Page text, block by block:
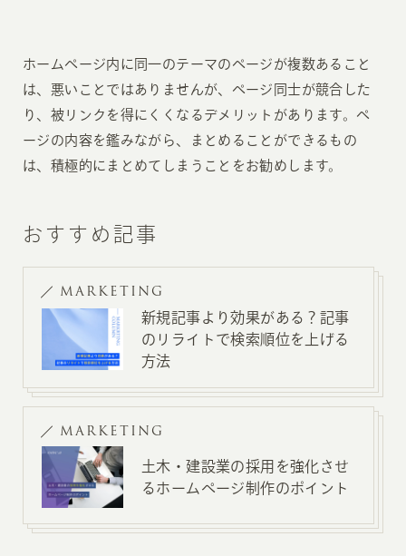
ホームページ内に同一のテーマのページが複数あること
は、悪いことではありませんが、ページ同士が競合した
り、被リンクを得にくくなるデメリットがあります。ペ
ージの内容を鑑みながら、まとめることができるもの
は、積極的にまとめてしまうことをお勧めします。
おすすめ記事
MARKETING
新規記事より効果がある？記事
のリライトで検索順位を上げる
方法
MARKETING
土木・建設業の採用を強化させ
るホームページ制作のポイント